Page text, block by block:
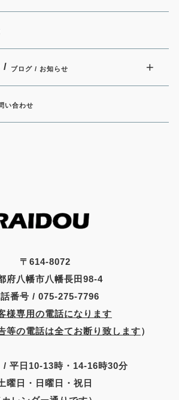
〒614-8072
府八幡市八幡長田98-4
番号 / 075-275-7796
様専用の電話になります
等の電話は全てお断り致します）
/ 平日10-13時・14-16時30分
曜日・日曜日・祝日
/ ブログ / お知らせ
い合わせ